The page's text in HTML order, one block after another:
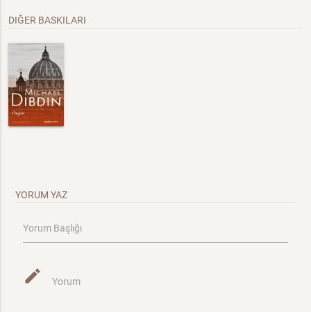
DIĞER BASKILARI
YORUM YAZ
Yorum Başlığı
mode_edit Yorum